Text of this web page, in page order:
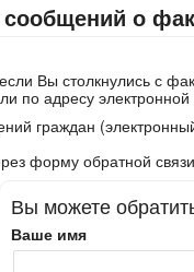
о
Вы столкнулись с
по адресу электронной
граждан
форму обратной
Вы можете
Ваше имя